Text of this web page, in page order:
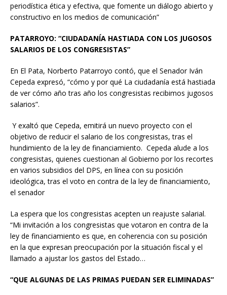
periodística ética y efectiva, que fomente un diálogo abierto y
constructivo en los medios de comunicación”
PATARROYO: “CIUDADANÍA HASTIADA CON LOS JUGOSOS
SALARIOS DE LOS CONGRESISTAS”
En El Pata, Norberto Patarroyo contó, que el Senador Iván
Cepeda expresó, “cómo y por qué La ciudadanía está hastiada
de ver cómo año tras año los congresistas recibimos jugosos
salarios”.
Y exaltó que Cepeda, emitirá un nuevo proyecto con el
objetivo de reducir el salario de los congresistas, tras el
hundimiento de la ley de financiamiento. Cepeda alude a los
congresistas, quienes cuestionan al Gobierno por los recortes
en varios subsidios del DPS, en línea con su posición
ideológica, tras el voto en contra de la ley de financiamiento,
el senador
La espera que los congresistas acepten un reajuste salarial.
“Mi invitación a los congresistas que votaron en contra de la
ley de financiamiento es que, en coherencia con su posición
en la que expresan preocupación por la situación fiscal y el
llamado a ajustar los gastos del Estado…
“QUE ALGUNAS DE LAS PRIMAS PUEDAN SER ELIMINADAS”